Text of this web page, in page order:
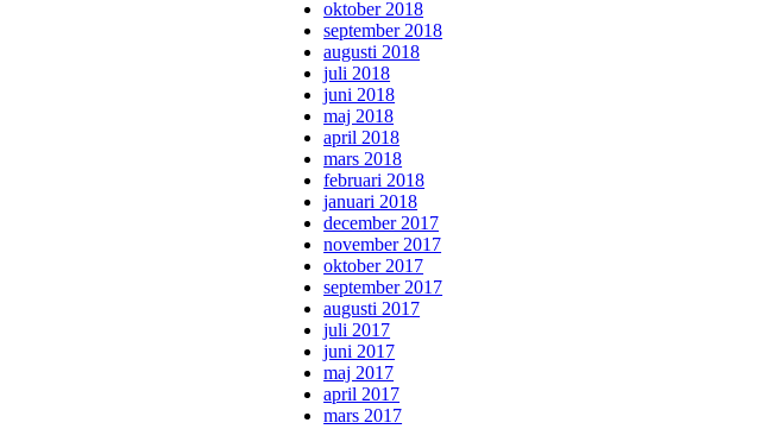
oktober 2018
september 2018
augusti 2018
juli 2018
juni 2018
maj 2018
april 2018
mars 2018
februari 2018
januari 2018
december 2017
november 2017
oktober 2017
september 2017
augusti 2017
juli 2017
juni 2017
maj 2017
april 2017
mars 2017